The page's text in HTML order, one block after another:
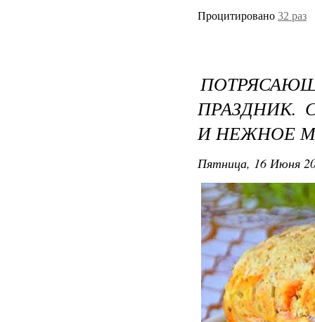
Процитировано 32 раз
ПРАЗДНИК.
И НЕЖНОЕ
Пятница, 16 Июня